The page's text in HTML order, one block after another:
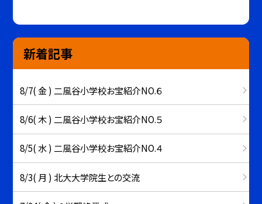
新着記事
8/7( 金 ) 二風谷小学校お宝紹介NO.６
8/6( 木 ) 二風谷小学校お宝紹介NO.５
8/5( 水 ) 二風谷小学校お宝紹介NO.４
8/3( 月 ) 北大大学院生との交流